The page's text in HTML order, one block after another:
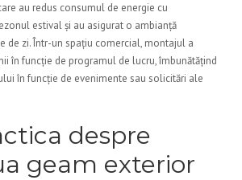
au redus consumul de energie cu
estival și au asigurat o ambianță
de zi. Într-un spațiu comercial, montajul a
în funcție de programul de lucru, îmbunătățind
în funcție de evenimente sau solicitări ale
despre
geam exterior